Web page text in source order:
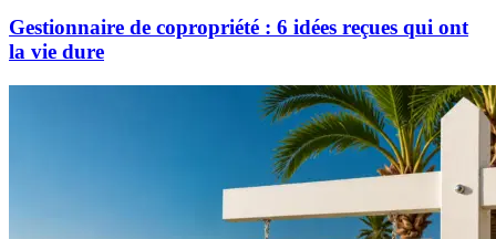
Gestionnaire de copropriété : 6 idées reçues qui ont
la vie dure